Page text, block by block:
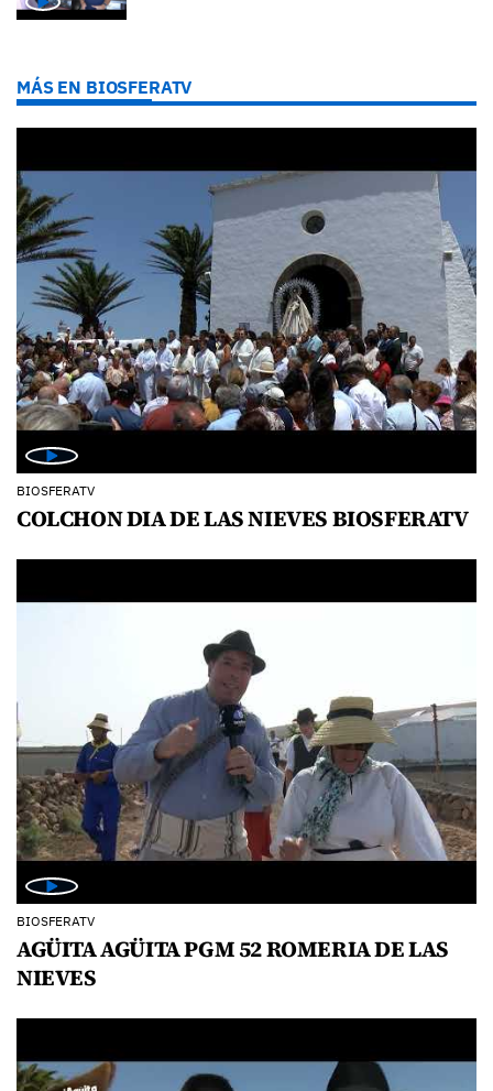
MÁS EN BIOSFERATV
BIOSFERATV
COLCHON DIA DE LAS NIEVES BIOSFERATV
BIOSFERATV
AGÜITA AGÜITA PGM 52 ROMERIA DE LAS
NIEVES